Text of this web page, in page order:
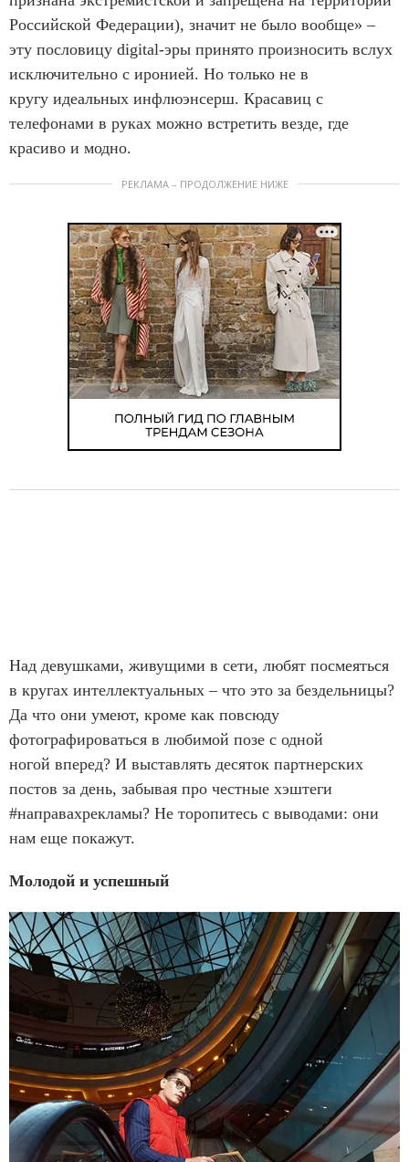
Российской Федерации), значит не было вообще» –
эту пословицу digital-эры принято произносить вслух
исключительно с иронией. Но только не в
кругу идеальных инфлюэнсерш. Красавиц с
телефонами в руках можно встретить везде, где
красиво и модно.
РЕКЛАМА – ПРОДОЛЖЕНИЕ НИЖЕ
Над девушками, живущими в сети, любят посмеяться
в кругах интеллектуальных – что это за бездельницы?
Да что они умеют, кроме как повсюду
фотографироваться в любимой позе с одной
ногой вперед? И выставлять десяток партнерских
постов за день, забывая про честные хэштеги
#направахрекламы? Не торопитесь с выводами: они
нам еще покажут.
Молодой и успешный